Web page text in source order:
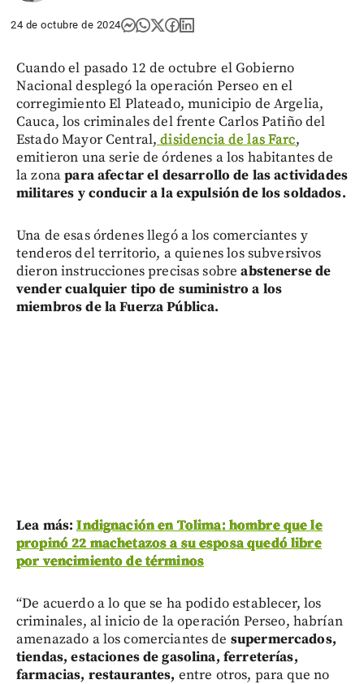
24 de octubre de 2024
Cuando el pasado 12 de octubre el Gobierno
Nacional desplegó la operación Perseo en el
corregimiento El Plateado, municipio de Argelia,
Cauca, los criminales del frente Carlos Patiño del
Estado Mayor Central, disidencia de las Farc,
emitieron una serie de órdenes a los habitantes de
la zonapara afectar el desarrollo de las actividades
militares y conducir a la expulsión de los soldados.
Una de esas órdenes llegó a los comerciantes y
tenderos del territorio, a quienes los subversivos
dieron instrucciones precisas sobreabstenerse de
vender cualquier tipo de suministro a los
miembros de la Fuerza Pública.
Lea más:Indignación en Tolima: hombre que le
propinó 22 machetazos a su esposa quedó libre
por vencimiento de términos
“De acuerdo a lo que se ha podido establecer, los
criminales, al inicio de la operación Perseo, habrían
amenazado a los comerciantes de supermercados,
tiendas, estaciones de gasolina, ferreterías,
farmacias, restaurantes, entre otros, para que no